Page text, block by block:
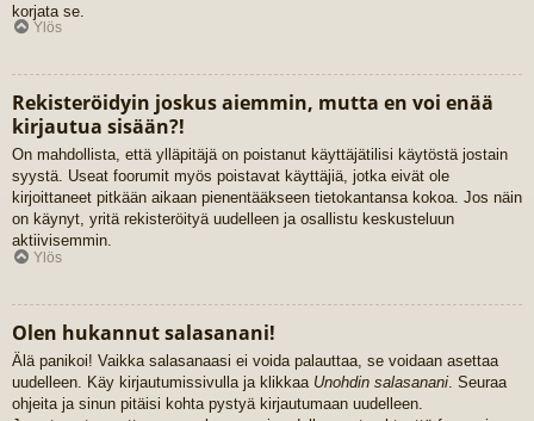
korjata se.
Ylös
Rekisteröidyin joskus aiemmin, mutta en voi enää
kirjautua sisään?!
On mahdollista, että ylläpitäjä on poistanut käyttäjätilisi käytöstä jostain
syystä. Useat foorumit myös poistavat käyttäjiä, jotka eivät ole
kirjoittaneet pitkään aikaan pienentääkseen tietokantansa kokoa. Jos näin
on käynyt, yritä rekisteröityä uudelleen ja osallistu keskusteluun
aktiivisemmin.
Ylös
Olen hukannut salasanani!
Älä panikoi! Vaikka salasanaasi ei voida palauttaa, se voidaan asettaa
uudelleen. Käy kirjautumissivulla ja klikkaa Unohdin salasanani . Seuraa
ohjeita ja sinun pitäisi kohta pystyä kirjautumaan uudelleen.